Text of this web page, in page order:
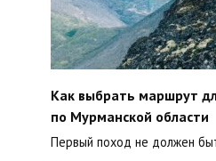
Как выбрать маршрут
по Мурманской области
Первый поход не должен